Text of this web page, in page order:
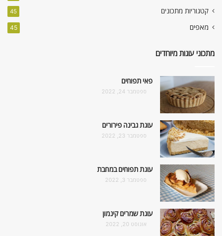
קטגוריות מתכונים 45
מאפים 45
מתכוני עוגות מיוחדים
פאי תפוחים
ספטמבר 24, 2022
עוגת גבינה פירורים
ספטמבר 23, 2022
עוגת תפוחים במחבת
ספטמבר 3, 2022
עוגת שמרים קינמון
אוגוסט 20, 2022